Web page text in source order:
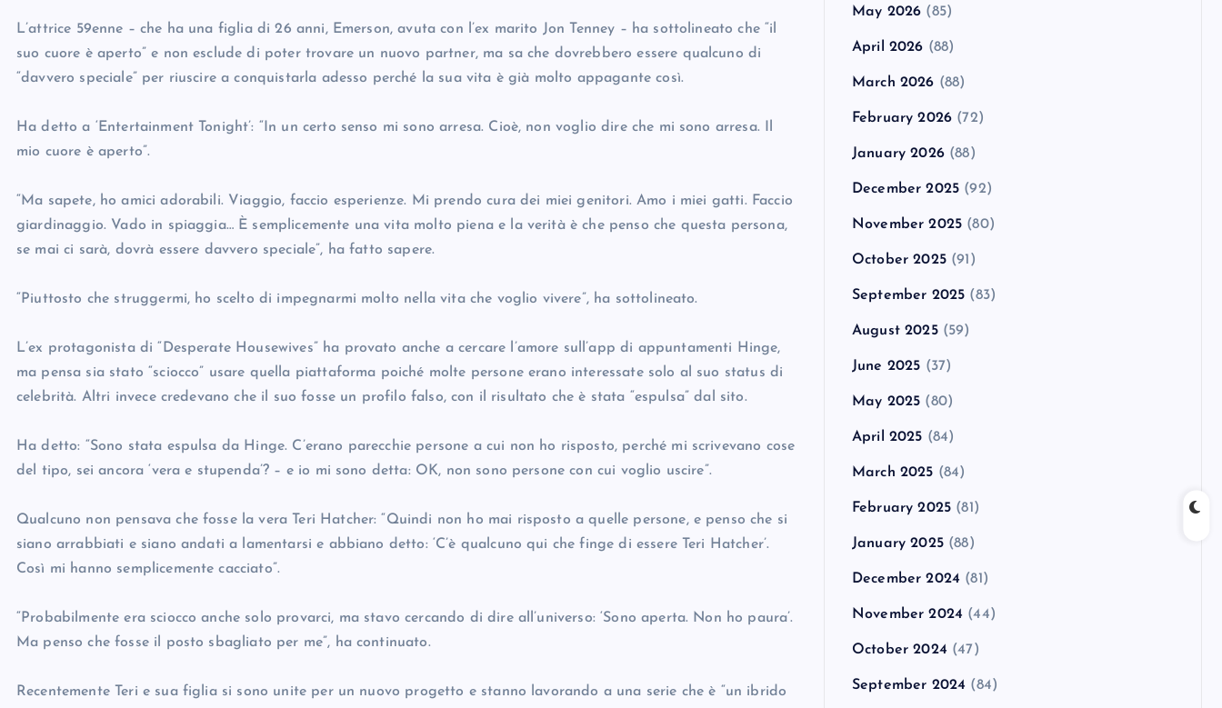
L’attrice 59enne – che ha una figlia di 26 anni, Emerson, avuta con l’ex marito Jon Tenney – ha sottolineato che “il
suo cuore è aperto” e non esclude di poter trovare un nuovo partner, ma sa che dovrebbero essere qualcuno di
“davvero speciale” per riuscire a conquistarla adesso perché la sua vita è già molto appagante così.
Ha detto a ‘Entertainment Tonight’: “In un certo senso mi sono arresa. Cioè, non voglio dire che mi sono arresa. Il
mio cuore è aperto”.
“Ma sapete, ho amici adorabili. Viaggio, faccio esperienze. Mi prendo cura dei miei genitori. Amo i miei gatti. Faccio
giardinaggio. Vado in spiaggia… È semplicemente una vita molto piena e la verità è che penso che questa persona,
se mai ci sarà, dovrà essere davvero speciale”, ha fatto sapere.
“Piuttosto che struggermi, ho scelto di impegnarmi molto nella vita che voglio vivere”, ha sottolineato.
L’ex protagonista di “Desperate Housewives” ha provato anche a cercare l’amore sull’app di appuntamenti Hinge,
ma pensa sia stato “sciocco” usare quella piattaforma poiché molte persone erano interessate solo al suo status di
celebrità. Altri invece credevano che il suo fosse un profilo falso, con il risultato che è stata “espulsa” dal sito.
Ha detto: “Sono stata espulsa da Hinge. C’erano parecchie persone a cui non ho risposto, perché mi scrivevano cose
del tipo, sei ancora ‘vera e stupenda’? – e io mi sono detta: OK, non sono persone con cui voglio uscire”.
Qualcuno non pensava che fosse la vera Teri Hatcher: “Quindi non ho mai risposto a quelle persone, e penso che si
siano arrabbiati e siano andati a lamentarsi e abbiano detto: ‘C’è qualcuno qui che finge di essere Teri Hatcher’.
Così mi hanno semplicemente cacciato”.
“Probabilmente era sciocco anche solo provarci, ma stavo cercando di dire all’universo: ‘Sono aperta. Non ho paura’.
Ma penso che fosse il posto sbagliato per me”, ha continuato.
Recentemente Teri e sua figlia si sono unite per un nuovo progetto e stanno lavorando a una serie che è “un ibrido
May 2026 (85)
April 2026 (88)
March 2026 (88)
February 2026 (72)
January 2026(88)
December 2025 (92)
November 2025 (80)
October 2025(91)
September 2025 (83)
August 2025(59)
June 2025 (37)
May 2025 (80)
April 2025 (84)
March 2025 (84)
February 2025 (81)
January 2025(88)
December 2024 (81)
November 2024 (44)
October 2024 (47)
September 2024 (84)